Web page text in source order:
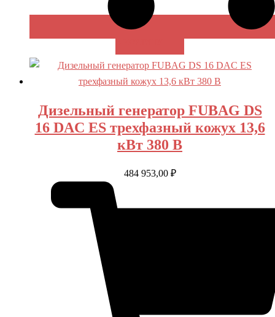
Дизельный генератор FUBAG DS
16 DAC ES трехфазный кожух 13,6
кВт 380 В
484 953,00 ₽